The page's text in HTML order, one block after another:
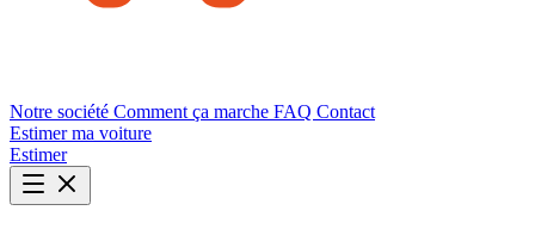
Notre société Comment ça marche FAQ Contact
Estimer ma voiture
Estimer